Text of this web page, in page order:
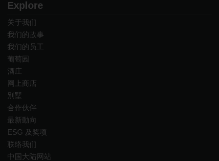
Explore
关于我们
我们的故事
我们的员工
葡萄园
酒庄
网上商店
別墅
合作伙伴
最新動向
ESG 及奖项
联络我们
中国大陆网站